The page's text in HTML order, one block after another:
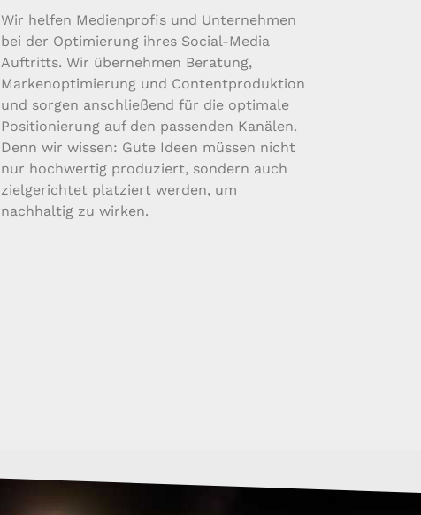
Wir helfen Medienprofis und Unternehmen
bei der Optimierung ihres Social-Media
Auftritts. Wir übernehmen Beratung,
Markenoptimierung und Contentproduktion
und sorgen anschließend für die optimale
Positionierung auf den passenden Kanälen.
Denn wir wissen: Gute Ideen müssen nicht
nur hochwertig produziert, sondern auch
zielgerichtet platziert werden, um
nachhaltig zu wirken.